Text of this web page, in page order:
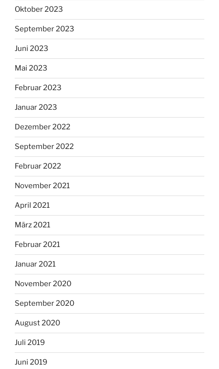
Oktober 2023
September 2023
Juni 2023
Mai 2023
Februar 2023
Januar 2023
Dezember 2022
September 2022
Februar 2022
November 2021
April 2021
März 2021
Februar 2021
Januar 2021
November 2020
September 2020
August 2020
Juli 2019
Juni 2019